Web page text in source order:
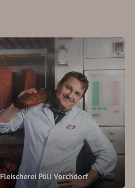
Pöll Vorchdorf